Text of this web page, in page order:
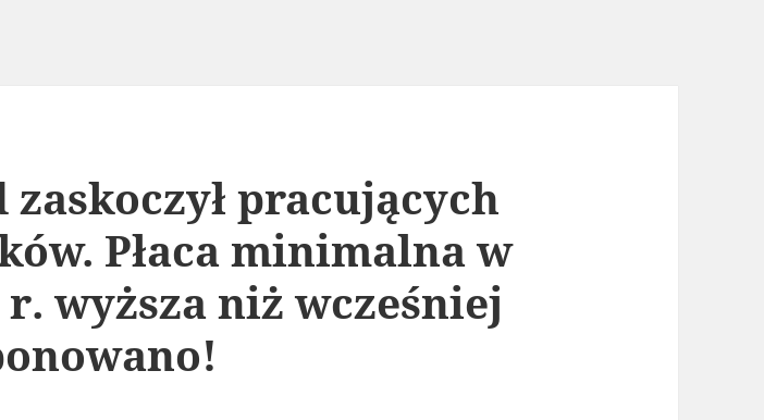
zaskoczył pracujących
Płaca minimalna w
r. wyższa niż wcześniej